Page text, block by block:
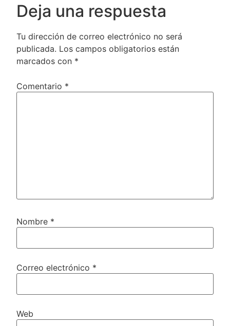
Deja una respuesta
Tu dirección de correo electrónico no será
publicada. Los campos obligatorios están
marcados con *
Comentario *
Nombre *
Correo electrónico *
Web